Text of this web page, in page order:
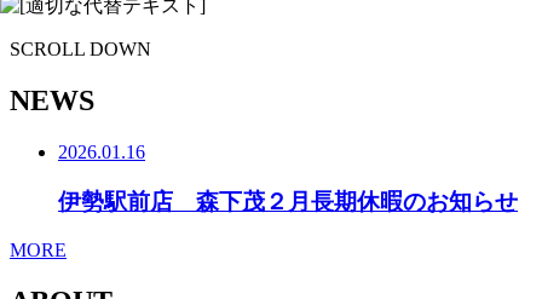
SCROLL DOWN
NEWS
2026.01.16
伊勢駅前店 森下茂２月長期休暇のお知らせ
MORE